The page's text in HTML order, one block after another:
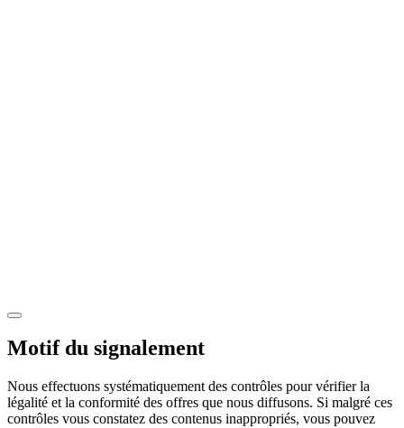
Motif du signalement
Nous effectuons systématiquement des contrôles pour vérifier la
légalité et la conformité des offres que nous diffusons. Si malgré ces
contrôles vous constatez des contenus inappropriés, vous pouvez